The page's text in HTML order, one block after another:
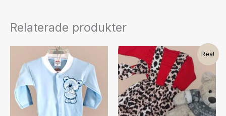
Relaterade produkter
produkten
har
flera
Rea!
Det
ursprungliga
priset
var:
300.00kr.
Det
nuvarande
priset
190.00kr.
Den
här
produkten
har
flera